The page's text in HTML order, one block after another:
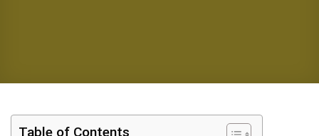
Table of Contents